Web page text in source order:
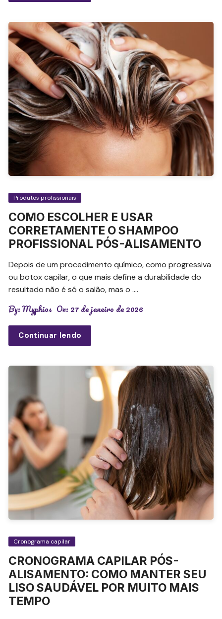
Produtos profissionais
COMO ESCOLHER E USAR
CORRETAMENTE O SHAMPOO
PROFISSIONAL PÓS-ALISAMENTO
Depois de um procedimento químico, como progressiva
ou botox capilar, o que mais define a durabilidade do
resultado não é só o salão, mas o ….
By:Myphios On: 27 de janeiro de 2026
Continuar lendo
Cronograma capilar
CRONOGRAMA CAPILAR PÓS-
ALISAMENTO: COMO MANTER SEU
LISO SAUDÁVEL POR MUITO MAIS
TEMPO